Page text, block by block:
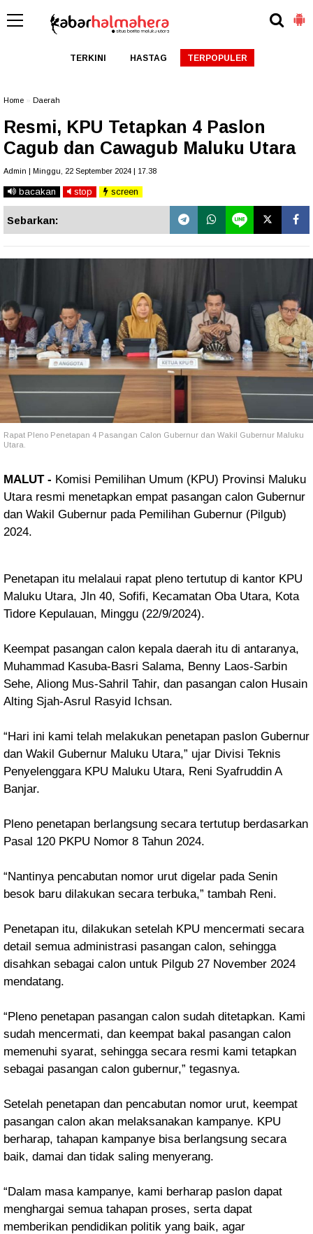
TERKINI HASTAG TERPOPULER
Home Daerah
Resmi, KPU Tetapkan 4 Paslon
Cagub dan Cawagub Maluku Utara
Admin | Minggu, 22 September 2024 | 17.38
bacakan stop screen
Sebarkan:
Rapat Pleno Penetapan 4 Pasangan Calon Gubernur dan Wakil Gubernur Maluku
Utara.
MALUT - Komisi Pemilihan Umum (KPU) Provinsi Maluku
Utara resmi menetapkan empat pasangan calon Gubernur
dan Wakil Gubernur pada Pemilihan Gubernur (Pilgub)
2024.
Penetapan itu melalaui rapat pleno tertutup di kantor KPU
Maluku Utara, Jln 40, Sofifi, Kecamatan Oba Utara, Kota
Tidore Kepulauan, Minggu (22/9/2024).
Keempat pasangan calon kepala daerah itu di antaranya,
Muhammad Kasuba-Basri Salama, Benny Laos-Sarbin
Sehe, Aliong Mus-Sahril Tahir, dan pasangan calon Husain
Alting Sjah-Asrul Rasyid Ichsan.
“Hari ini kami telah melakukan penetapan paslon Gubernur
dan Wakil Gubernur Maluku Utara,” ujar Divisi Teknis
Penyelenggara KPU Maluku Utara, Reni Syafruddin A
Banjar.
Pleno penetapan berlangsung secara tertutup berdasarkan
Pasal 120 PKPU Nomor 8 Tahun 2024.
“Nantinya pencabutan nomor urut digelar pada Senin
besok baru dilakukan secara terbuka,” tambah Reni.
Penetapan itu, dilakukan setelah KPU mencermati secara
detail semua administrasi pasangan calon, sehingga
disahkan sebagai calon untuk Pilgub 27 November 2024
mendatang.
“Pleno penetapan pasangan calon sudah ditetapkan. Kami
sudah mencermati, dan keempat bakal pasangan calon
memenuhi syarat, sehingga secara resmi kami tetapkan
sebagai pasangan calon gubernur,” tegasnya.
Setelah penetapan dan pencabutan nomor urut, keempat
pasangan calon akan melaksanakan kampanye. KPU
berharap, tahapan kampanye bisa berlangsung secara
baik, damai dan tidak saling menyerang.
“Dalam masa kampanye, kami berharap paslon dapat
menghargai semua tahapan proses, serta dapat
memberikan pendidikan politik yang baik, agar